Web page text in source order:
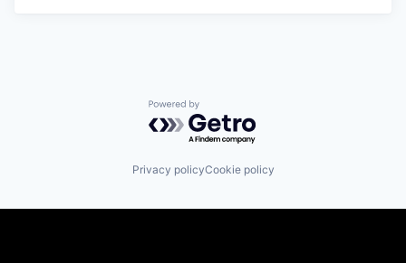
Powered by Getro.com
Privacy policyCookie policy